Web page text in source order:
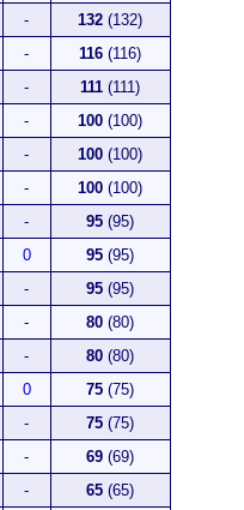
- 132 (132)
- 116 (116)
- 111 (111)
- 100 (100)
- 100 (100)
- 100 (100)
- 95 (95)
0 95 (95)
- 95 (95)
- 80 (80)
- 80 (80)
0 75 (75)
- 75 (75)
- 69 (69)
- 65 (65)